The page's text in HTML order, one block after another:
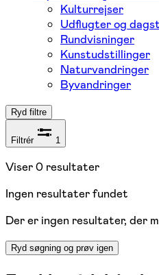
Kulturrejser
Udflugter og
Rundvisninger
Kunstudstillinger
Naturvandringer
Byvandringer
Ryd filtre
Filtrér 1
Viser0 resultater
Ingen resultater fundet
Der er ingen resultater, der
Ryd søgning og prøv igen